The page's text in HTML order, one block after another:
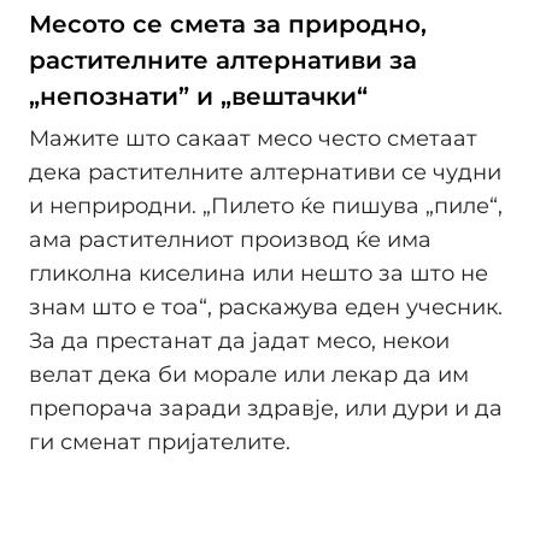
Месото се смета за природно,
растителните алтернативи за
„непознати” и „вештачки“
Мажите што сакаат месо често сметаат
дека растителните алтернативи се чудни
и неприродни. „Пилето ќе пишува „пиле“,
ама растителниот производ ќе има
гликолна киселина или нешто за што не
знам што е тоа“, раскажува еден учесник.
За да престанат да јадат месо, некои
велат дека би морале или лекар да им
препорача заради здравје, или дури и да
ги сменат пријателите.